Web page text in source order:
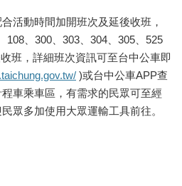
活動時間加開班次及延後收班，
108 300 303 304 305
525
班，詳細班次資訊可至台中公車即
)或台中公車APP查
車乘車區，有需求的民眾可至經
眾多加使用大眾運輸工具前往。